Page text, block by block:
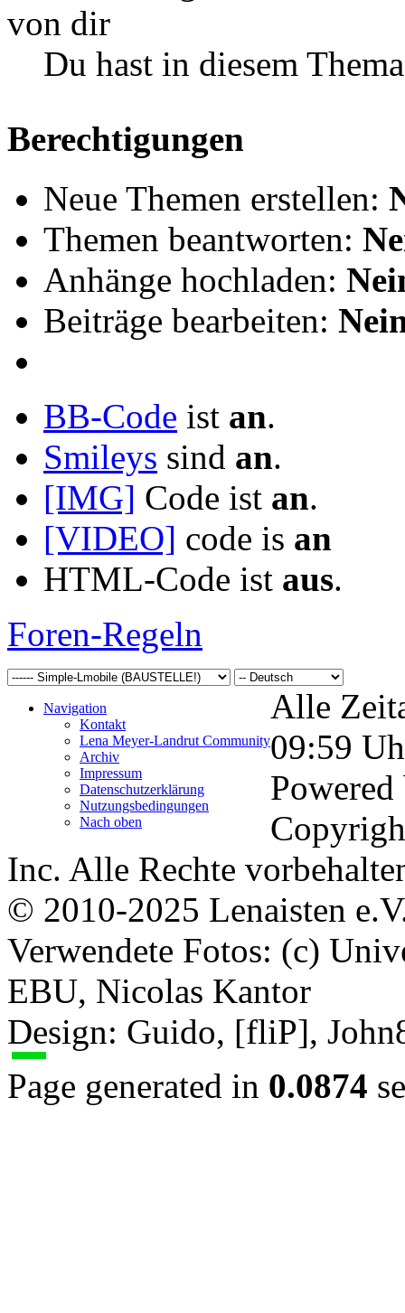
Du hast in diesem
Berechtigungen
Neue Themen erstellen:
Themen beantworten:
Anhänge hochladen:
Beiträge bearbeiten:
BB-Code ist an.
Smileys sind an.
[IMG] Code ist an.
[VIDEO] code is an
HTML-Code ist aus.
Foren-Regeln
Navigation
Kontakt
Lena Meyer-Landrut Community
Archiv
Impressum
Datenschutzerklärung
Nutzungsbedingungen
Nach oben
Alle
09:59
Inc. Alle Rechte
© 2010-2025 Lenaisten
Verwendete Fotos: (c)
EBU, Nicolas Kantor
Design: Guido, [fliP],
Page generated in 0.0874